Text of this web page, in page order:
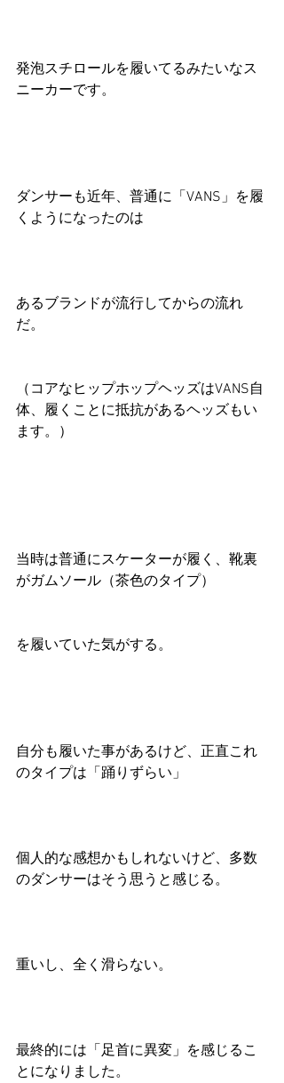
発泡スチロールを履いてるみたいなス
ニーカーです。
ダンサーも近年、普通に「VANS」を履
くようになったのは
あるブランドが流行してからの流れ
だ。
（コアなヒップホップヘッズはVANS自
体、履くことに抵抗があるヘッズもい
ます。）
当時は普通にスケーターが履く、靴裏
がガムソール（茶色のタイプ）
を履いていた気がする。
自分も履いた事があるけど、正直これ
のタイプは「踊りずらい」
個人的な感想かもしれないけど、多数
のダンサーはそう思うと感じる。
重いし、全く滑らない。
最終的には「足首に異変」を感じるこ
とになりました。